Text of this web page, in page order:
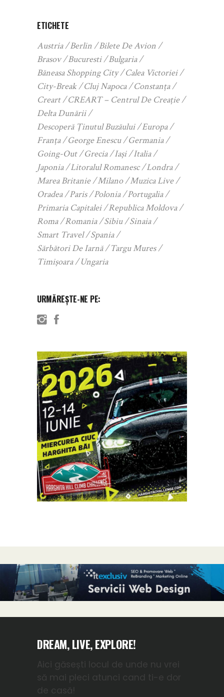
ETICHETE
Austria Berlin
Bilete De Avion
Brasov
Bucuresti
Bulgaria
Băneasa Shopping City
Calea Victoriei
City-Break
Cluj Napoca
Constanța
Creart
CREART – Centrul De Creație
Delta Dunării
Descoperă Ținutul Buzăului
Europa
Franța
George Enescu
Germania
Going-Out
Grecia Iași
Italia
Japonia
Litoralul Romanesc
Londra
Marea Britanie
Milano
Muzica Live
Oradea
Paris Polonia
Portugalia
Primaria Capitalei
Republica Moldova
Roma
Romania Sibiu
Sinaia
Smart Travel
Spania
Sărbători De Iarnă
Targu Mures
Timișoara
Ungaria
URMĂREȘTE-NE PE:
DREAM, LIVE, EXPLORE!
Aici găsești locul de unde nu vrei
să mai pleci atunci cand ti-e dor
de casă!